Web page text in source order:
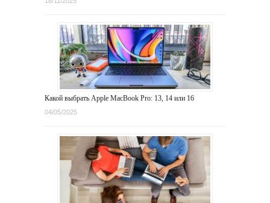
Какой выбрать Apple MacBook Pro: 13, 14 или 16
04/05/2025